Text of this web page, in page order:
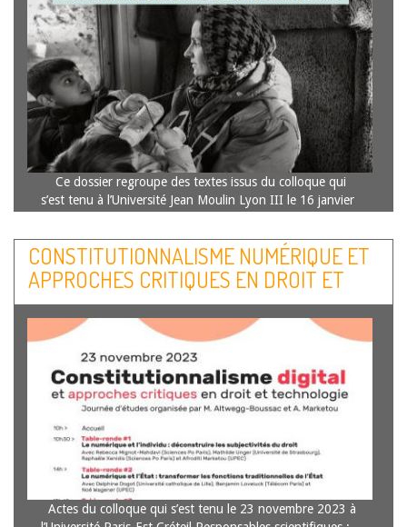
Ce dossier regroupe des textes issus du colloque qui
s’est tenu à l’Université Jean Moulin Lyon III le 16 janvier
avec le soutien de l’Equipe de droit public de Lyon…Lire
la suite
CONSTITUTIONNALISME NUMÉRIQUE ET
APPROCHES CRITIQUES EN DROIT ET
TECHNOLOGIE
Actes du colloque qui s’est tenu le 23 novembre 2023 à